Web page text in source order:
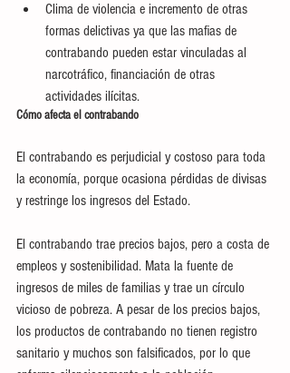
Clima de violencia e incremento de otras
formas delictivas ya que las mafias de
contrabando pueden estar vinculadas al
narcotráfico, financiación de otras
actividades ilícitas.
Cómo afecta el contrabando
El contrabando es perjudicial y costoso para toda
la economía, porque ocasiona pérdidas de divisas
y restringe los ingresos del Estado.
El contrabando trae precios bajos, pero a costa de
empleos y sostenibilidad. Mata la fuente de
ingresos de miles de familias y trae un círculo
vicioso de pobreza. A pesar de los precios bajos,
los productos de contrabando no tienen registro
sanitario y muchos son falsificados, por lo que